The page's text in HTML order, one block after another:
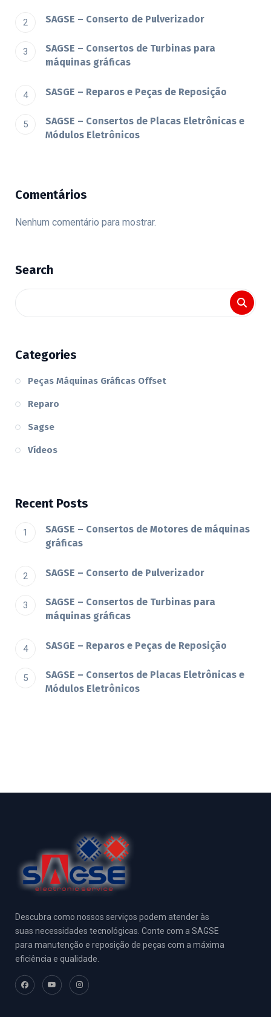
SAGSE – Conserto de Pulverizador
SAGSE – Consertos de Turbinas para
máquinas gráficas
SASGE – Reparos e Peças de Reposição
SAGSE – Consertos de Placas Eletrônicas e
Módulos Eletrônicos
Comentários
Nenhum comentário para mostrar.
Search
Categories
Peças Máquinas Gráficas Offset
Reparo
Sagse
Vídeos
Recent Posts
SAGSE – Consertos de Motores de máquinas
gráficas
SAGSE – Conserto de Pulverizador
SAGSE – Consertos de Turbinas para
máquinas gráficas
SASGE – Reparos e Peças de Reposição
SAGSE – Consertos de Placas Eletrônicas e
Módulos Eletrônicos
Descubra como nossos serviços podem atender às
suas necessidades tecnológicas. Conte com a SAGSE
para manutenção e reposição de peças com a máxima
eficiência e qualidade.